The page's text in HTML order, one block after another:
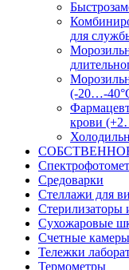
для
(-20…-
крови
Средоварки
Стеллажи для
Стерилизаторы
Сухожаровые
Счетные
Тележки
Термометры